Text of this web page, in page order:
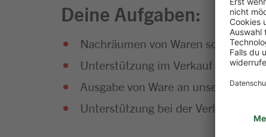
Deine Aufgaben:
Nachräumen von Waren sowie
Unterstützung im Verkauf sowie
Ausgabe von Ware an unsere
Unterstützung bei der Verladung der